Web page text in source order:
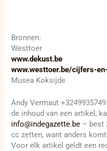
Bronnen:
Westtoer
www.dekust.be
www.westtoer.be/cijfers-
Musea Koksijde
Andy Vermaut
de inhoud van een artikel,
info@indegazette.be – best
cc zetten, want anders
Voor elk artikel geldt een